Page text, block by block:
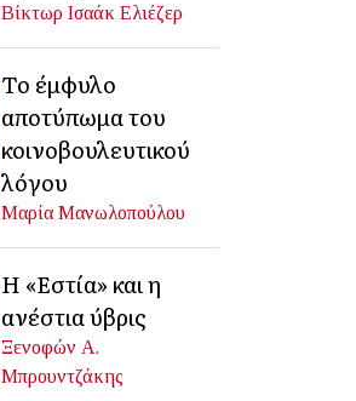
Βίκτωρ Ισαάκ Ελιέζερ
Το έμφυλο
αποτύπωμα του
κοινοβουλευτικού
λόγου
Μαρία Μανωλοπούλου
Η «Εστία» και η
ανέστια ύβρις
Ξενοφών Α.
Μπρουντζάκης